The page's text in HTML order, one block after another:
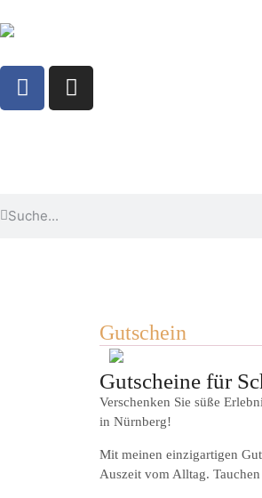
Gutschein
Gutscheine für
Verschenken Sie süße
in Nürnberg!
Mit meinen einzigartigen
Auszeit vom Alltag.